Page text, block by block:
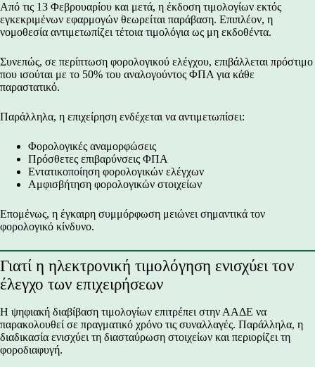
Από τις 13 Φεβρουαρίου και μετά, η έκδοση τιμολογίων εκτός
εγκεκριμένων εφαρμογών θεωρείται παράβαση. Επιπλέον, η
νομοθεσία αντιμετωπίζει τέτοια τιμολόγια ως μη εκδοθέντα.
Συνεπώς, σε περίπτωση φορολογικού ελέγχου, επιβάλλεται πρόστιμο
που ισούται με το 50% του αναλογούντος ΦΠΑ για κάθε
παραστατικό.
Παράλληλα, η επιχείρηση ενδέχεται να αντιμετωπίσει:
Φορολογικές αναμορφώσεις
Πρόσθετες επιβαρύνσεις ΦΠΑ
Εντατικοποίηση φορολογικών ελέγχων
Αμφισβήτηση φορολογικών στοιχείων
Επομένως, η έγκαιρη συμμόρφωση μειώνει σημαντικά τον
φορολογικό κίνδυνο.
Γιατί η ηλεκτρονική τιμολόγηση ενισχύει τον
έλεγχο των επιχειρήσεων
Η ψηφιακή διαβίβαση τιμολογίων επιτρέπει στην ΑΑΔΕ να
παρακολουθεί σε πραγματικό χρόνο τις συναλλαγές. Παράλληλα, η
διαδικασία ενισχύει τη διασταύρωση στοιχείων και περιορίζει τη
φοροδιαφυγή.